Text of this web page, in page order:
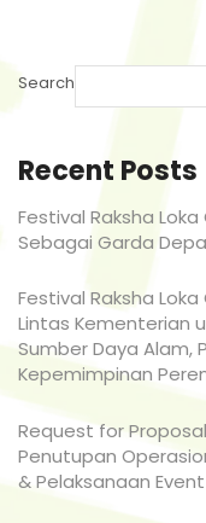
Search
Recent Posts
Festival Raksha
Sebagai Garda
Festival Raksha Loka
Lintas Kementerian
Sumber Daya Alam,
Kepemimpinan
Request for
Penutupan
& Pelaksanaan Event